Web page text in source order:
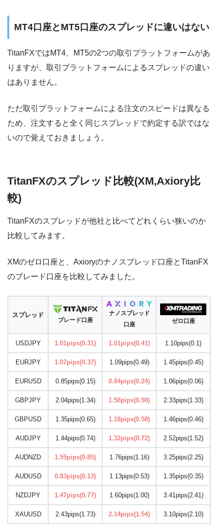
MT4口座とMT5口座のスプレッドに違いはない
TitanFXではMT4、MT5の2つの取引プラットフォームがあ
りますが、取引プラットフォームによるスプレッドの違い
はありません。
ただ取引プラットフォームによる注文のスピードは異なる
ため、注文すると全く同じスプレッドで約定する訳ではな
いので覚えておきましょう。
TitanFXのスプレッド比較(XM,Axiory比
較)
TitanFXのスプレッドが他社と比べてどれくらい狭いのか
比較してみます。
XMのゼロ口座と、Axioryのナノスプレッド口座とTitanFX
のブレード口座を比較してみました。
スプレッド
ブレード口座
ナノスプレッド
口座
ゼロ口座
USDJPY 1.01pips(0.31) 1.01pips(0.41) 1.10pips(0.1)
EURJPY 1.07pips(0.37) 1.09pips(0.49) 1.45pips(0.45)
EURUSD 0.85pips(0.15) 0.84pips(0.24) 1.06pips(0.06)
GBPJPY 2.04pips(1.34) 1.58pips(0.98) 2.33pips(1.33)
GBPUSD 1.35pips(0.65) 1.18pips(0.58) 1.46pips(0.46)
AUDJPY 1.44pips(0.74) 1.32pips(0.72) 2.52pips(1.52)
AUDNZD 1.55pips(0.85) 1.76pips(1.16) 3.25pips(2.25)
AUDUSD 0.83pips(0.13) 1.13pips(0.53) 1.35pips(0.35)
NZDJPY 1.47pips(0.77) 1.60pips(1.00) 3.41pips(2.41)
XAUUSD 2.43pips(1.73) 2.14pips(1.54) 3.10pips(2.10)